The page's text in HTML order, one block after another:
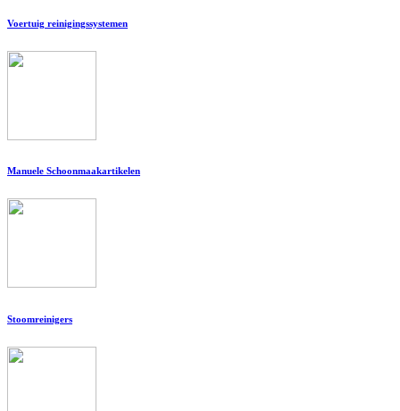
Voertuig reinigingssystemen
Manuele Schoonmaakartikelen
Stoomreinigers